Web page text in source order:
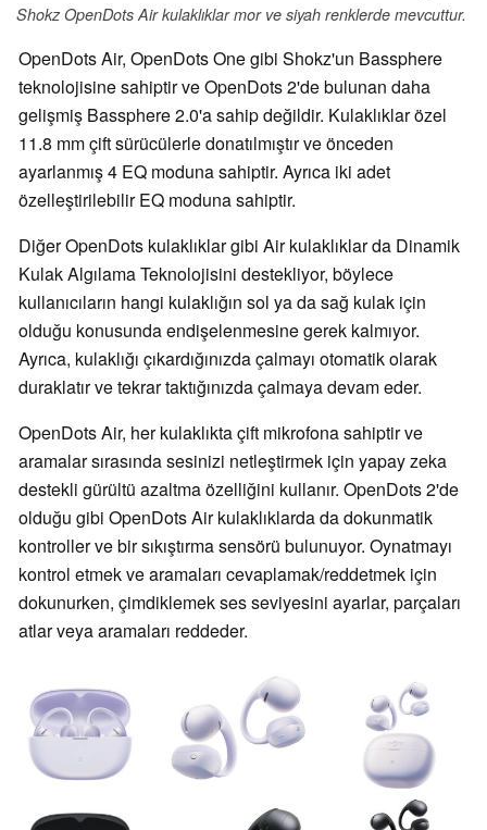
Shokz OpenDots Air kulaklıklar mor ve siyah renklerde mevcuttur.
OpenDots Air, OpenDots One gibi Shokz'un Bassphere
teknolojisine sahiptir ve OpenDots 2'de bulunan daha
gelişmiş Bassphere 2.0'a sahip değildir. Kulaklıklar özel
11.8 mm çift sürücülerle donatılmıştır ve önceden
ayarlanmış 4 EQ moduna sahiptir. Ayrıca iki adet
özelleştirilebilir EQ moduna sahiptir.
Diğer OpenDots kulaklıklar gibi Air kulaklıklar da Dinamik
Kulak Algılama Teknolojisini destekliyor, böylece
kullanıcıların hangi kulaklığın sol ya da sağ kulak için
olduğu konusunda endişelenmesine gerek kalmıyor.
Ayrıca, kulaklığı çıkardığınızda çalmayı otomatik olarak
duraklatır ve tekrar taktığınızda çalmaya devam eder.
OpenDots Air, her kulaklıkta çift mikrofona sahiptir ve
aramalar sırasında sesinizi netleştirmek için yapay zeka
destekli gürültü azaltma özelliğini kullanır. OpenDots 2'de
olduğu gibi OpenDots Air kulaklıklarda da dokunmatik
kontroller ve bir sıkıştırma sensörü bulunuyor. Oynatmayı
kontrol etmek ve aramaları cevaplamak/reddetmek için
dokunurken, çimdiklemek ses seviyesini ayarlar, parçaları
atlar veya aramaları reddeder.